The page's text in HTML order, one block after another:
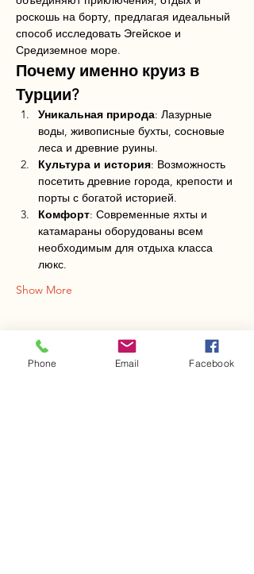
роскошь на борту, предлагая идеальный
способ исследовать Эгейское и
Средиземное море.
Почему именно круиз в
Турции?
Уникальная природа: Лазурные
воды, живописные бухты, сосновые
леса и древние руины.
Культура и история: Возможность
посетить древние города, крепости и
порты с богатой историей.
Комфорт: Современные яхты и
катамараны оборудованы всем
необходимым для отдыха класса
люкс.
Show More
Phone Email Facebook